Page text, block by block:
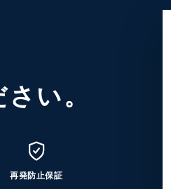
い。
再発防止保証